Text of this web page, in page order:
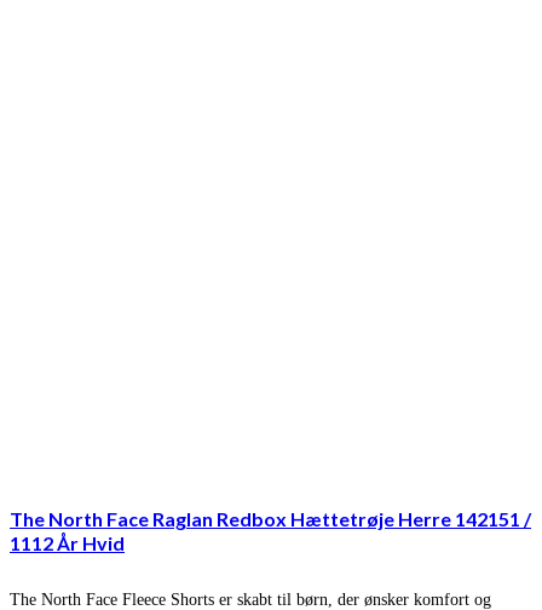
The North Face Raglan Redbox Hættetrøje Herre 142151 /
1112 År Hvid
The North Face Fleece Shorts er skabt til børn, der ønsker komfort og